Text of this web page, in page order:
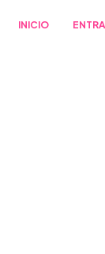
INICIO